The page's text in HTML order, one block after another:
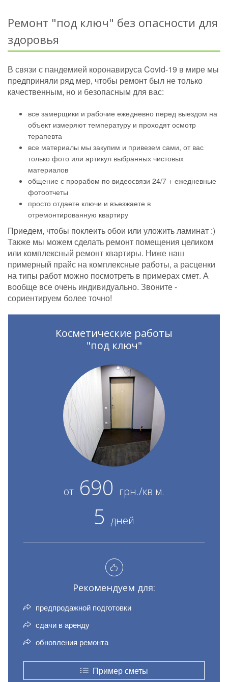
Ремонт "под ключ" без опасности для
здоровья
В связи с пандемией коронавируса Covid-19 в мире мы
предприняли ряд мер, чтобы ремонт был не только
качественным, но и безопасным для вас:
все замерщики и рабочие ежедневно перед выездом на
объект измеряют температуру и проходят осмотр
терапевта
все материалы мы закупим и привезем сами, от вас
только фото или артикул выбранных чистовых
материалов
общение с прорабом по видеосвязи 24/7 + ежедневные
фотоотчеты
просто отдаете ключи и въезжаете в
отремонтированную квартиру
Приедем, чтобы поклеить обои или уложить ламинат :)
Также мы можем сделать ремонт помещения целиком
или комплексный ремонт квартиры. Ниже наш
примерный прайс на комплексные работы, а расценки
на типы работ можно посмотреть в примерах смет. А
вообще все очень индивидуально. Звоните -
сориентируем более точно!
Косметические работы
"под ключ"
от 690 грн./кв.м.
5 дней
Рекомендуем для:
предпродажной подготовки
сдачи в аренду
обновления ремонта
Пример сметы